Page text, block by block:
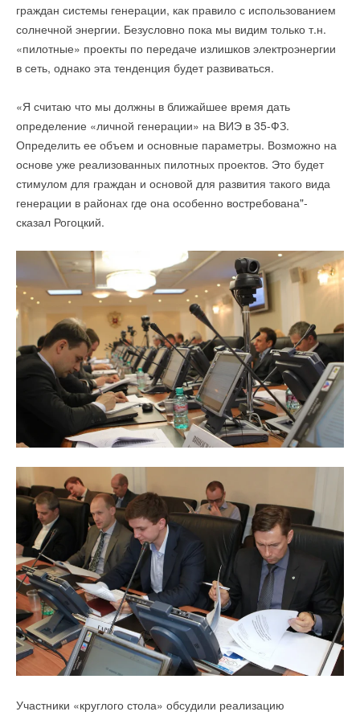
граждан системы генерации, как правило с использованием
солнечной энергии. Безусловно пока мы видим только т.н.
«пилотные» проекты по передаче излишков электроэнергии
в сеть, однако эта тенденция будет развиваться.
«Я считаю что мы должны в ближайшее время дать
определение «личной генерации» на ВИЭ в 35-ФЗ.
Определить ее объем и основные параметры. Возможно на
основе уже реализованных пилотных проектов. Это будет
стимулом для граждан и основой для развития такого вида
генерации в районах где она особенно востребована"-
сказал Рогоцкий.
Участники «круглого стола» обсудили реализацию
→
текущем году
→
насосов
период 2026-2030 гг.
→
В Дагестане ввели вторую очередь крупнейшей в России
ветроэлектростанции
→
LONGi вновь установила мировой рекорд
эффективности тандемных солнечных элементов —
НОВОСТИ СОК 22 ИЮЛЯ 2026
Уведомления отключены
Комментарии
27-04-2016
Александр
Кажется, до кого-то начинает доходить , для чего создана так
называемая WTO. W здесь ,явно, надо поменять на А. Торговая
организация для продвижения Американских интересов.
Комментарий полезен?
из1пользователей считают этот комментарий полезным
Добавить комментарий
Ваше имя *
Ваш E-mail *
Уведомления отключены
Комментарии
Добавить комментарий
Ваше имя *
Текст комментария